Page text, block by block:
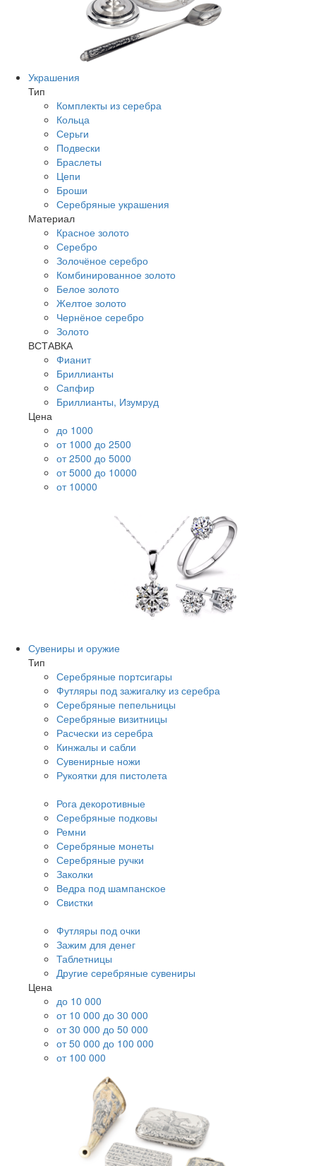
Украшения
Тип
Комплекты из серебра
Кольца
Серьги
Подвески
Браслеты
Цепи
Броши
Серебряные украшения
Материал
Красное золото
Серебро
Золочёное серебро
Комбинированное золото
Белое золото
Желтое золото
Чернёное серебро
Золото
ВСТАВКА
Фианит
Бриллианты
Сапфир
Бриллианты, Изумруд
Цена
до 1000
от 1000 до 2500
от 2500 до 5000
от 5000 до 10000
от 10000
Сувениры и оружие
Тип
Серебряные портсигары
Футляры под зажигалку из серебра
Серебряные пепельницы
Серебряные визитницы
Расчески из серебра
Кинжалы и сабли
Сувенирные ножи
Рукоятки для пистолета
Рога декоротивные
Серебряные подковы
Ремни
Серебряные монеты
Серебряные ручки
Заколки
Ведра под шампанское
Свистки
Футляры под очки
Зажим для денег
Таблетницы
Другие серебряные сувениры
Цена
до 10 000
от 10 000 до 30 000
от 30 000 до 50 000
от 50 000 до 100 000
от 100 000